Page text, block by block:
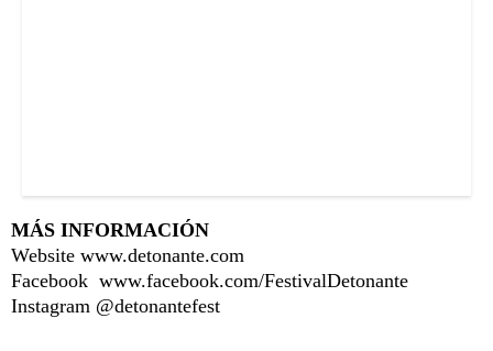
MÁS INFORMACIÓN
Website www.detonante.com
Facebook www.facebook.com/FestivalDetonante
Instagram @detonantefest